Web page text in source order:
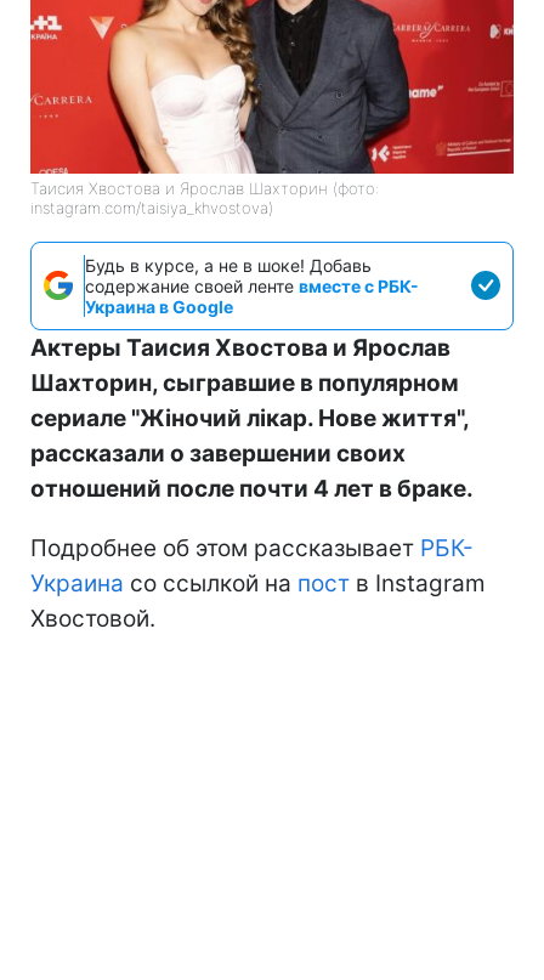
Таисия Хвостова и Ярослав Шахторин (фото:
instagram.com/taisiya_khvostova)
Будь в курсе, а не в шоке! Добавь
содержание своей ленте вместе с РБК-
Украина в Google
Актеры Таисия Хвостова и Ярослав
Шахторин, сыгравшие в популярном
сериале "Жіночий лікар. Нове життя",
рассказали о завершении своих
отношений после почти 4 лет в браке.
Подробнее об этом рассказывает РБК-
Украина со ссылкой на пост в Instagram
Хвостовой.